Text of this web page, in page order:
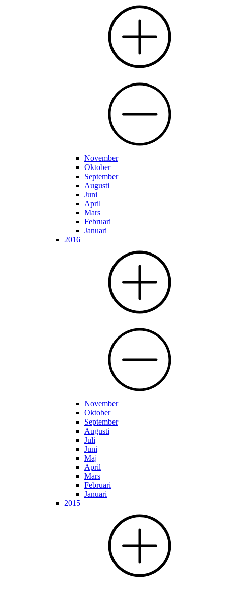
November
Oktober
September
Augusti
Juni
April
Mars
Februari
Januari
2016
November
Oktober
September
Augusti
Juli
Juni
Maj
April
Mars
Februari
Januari
2015